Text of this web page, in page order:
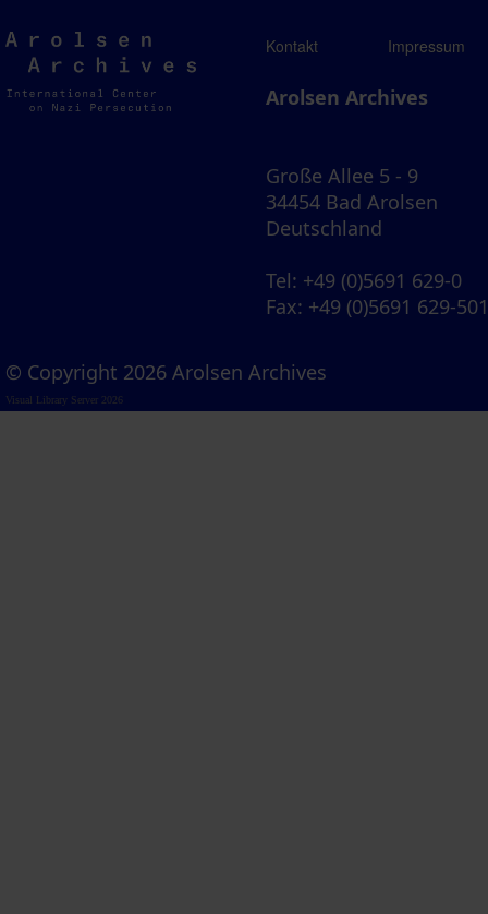
Arolsen
Archives
Kontakt Impressum
Arolsen Archives
Große Allee 5 - 9
34454 Bad Arolsen
Deutschland
Tel: +49 (0)5691 629-0
Fax: +49 (0)5691 629-
© Copyright 2026 Arolsen Archives
Visual Library Server 2026